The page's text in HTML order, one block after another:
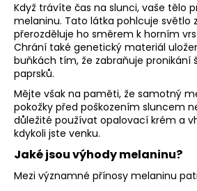
Když trávíte čas na slunci, vaše tělo
melaninu. Tato látka pohlcuje světlo
přerozděluje ho směrem k horním
Chrání také genetický materiál
buňkách tím, že zabraňuje pronikání
paprsků.
Mějte však na paměti, že samotný
pokožky před poškozením sluncem
důležité používat opalovací krém a
kdykoli jste venku.
Jaké jsou výhody melaninu?
Mezi významné přínosy melaninu